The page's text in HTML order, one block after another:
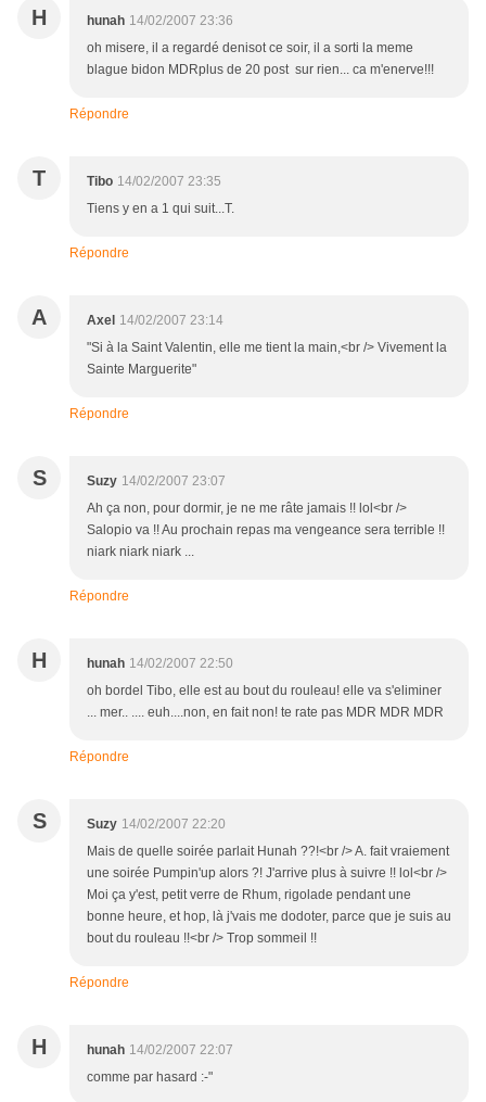
H hunah 14/02/2007 23:36
oh misere, il a regardé denisot ce soir, il a sorti la meme
blague bidon MDRplus de 20 post sur rien... ca m'enerve!!!
Répondre
T Tibo 14/02/2007 23:35
Tiens y en a 1 qui suit...T.
Répondre
A Axel 14/02/2007 23:14
"Si à la Saint Valentin, elle me tient la main,<br /> Vivement la
Sainte Marguerite"
Répondre
S Suzy 14/02/2007 23:07
Ah ça non, pour dormir, je ne me râte jamais !! lol<br />
Salopio va !! Au prochain repas ma vengeance sera terrible !!
niark niark niark ...
Répondre
H hunah 14/02/2007 22:50
oh bordel Tibo, elle est au bout du rouleau! elle va s'eliminer
... mer.. .... euh....non, en fait non! te rate pas MDR MDR MDR
Répondre
S Suzy 14/02/2007 22:20
Mais de quelle soirée parlait Hunah ??!<br /> A. fait vraiement
une soirée Pumpin'up alors ?! J'arrive plus à suivre !! lol<br />
Moi ça y'est, petit verre de Rhum, rigolade pendant une
bonne heure, et hop, là j'vais me dodoter, parce que je suis au
bout du rouleau !!<br /> Trop sommeil !!
Répondre
H hunah 14/02/2007 22:07
comme par hasard :-"